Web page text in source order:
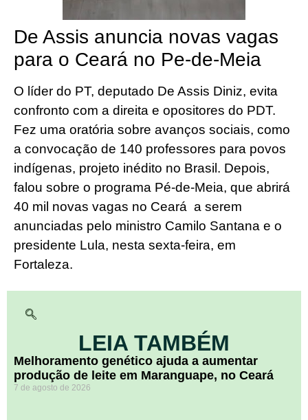
De Assis anuncia novas vagas
para o Ceará no Pe-de-Meia
O líder do PT, deputado De Assis Diniz, evita
confronto com a direita e opositores do PDT.
Fez uma oratória sobre avanços sociais, como
a convocação de 140 professores para povos
indígenas, projeto inédito no Brasil. Depois,
falou sobre o programa Pé-de-Meia, que abrirá
40 mil novas vagas no Ceará a serem
anunciadas pelo ministro Camilo Santana e o
presidente Lula, nesta sexta-feira, em
Fortaleza.
LEIA TAMBÉM
Melhoramento genético ajuda a aumentar
produção de leite em Maranguape, no Ceará
7 de agosto de 2026